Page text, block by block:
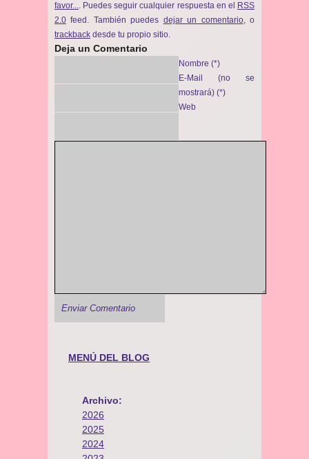
favor...
. Puedes seguir cualquier respuesta en el RSS
2.0 feed. También puedes dejar un comentario, o
trackback desde tu propio sitio.
Deja un Comentario
Nombre (*)
E-Mail (no se
mostrará) (*)
Web
MENÚ DEL BLOG
Archivo:
2026
2025
2024